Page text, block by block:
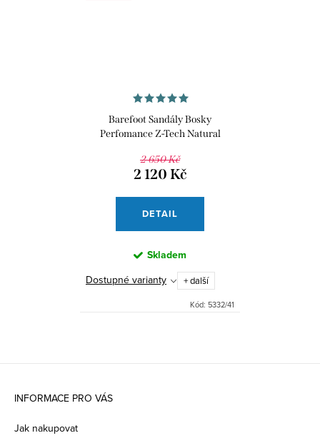
Barefoot Sandály Bosky
Perfomance Z-Tech Natural
2 650 Kč
2 120 Kč
DETAIL
Skladem
Dostupné varianty
+ další
Kód: 5332/41
INFORMACE PRO VÁS
Jak nakupovat